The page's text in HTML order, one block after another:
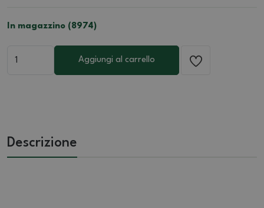
In magazzino (8974)
Aggiungi al carrello
Descrizione